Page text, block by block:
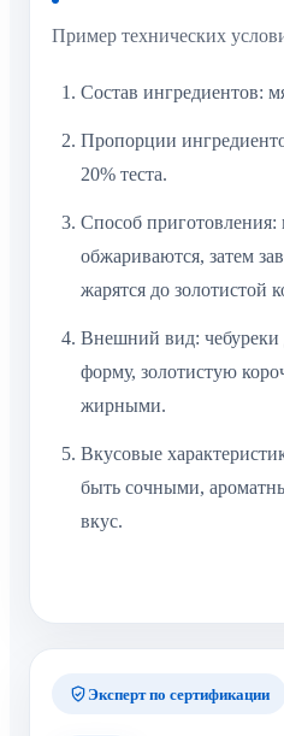
Пример технических
Состав ингредиентов:
Пропорции
20% теста.
Способ приготовления:
обжариваются, затем
жарятся до золотистой
Внешний вид:
форму, золотистую
жирными.
Вкусовые
быть сочными,
вкус.
Эксперт по сертификации